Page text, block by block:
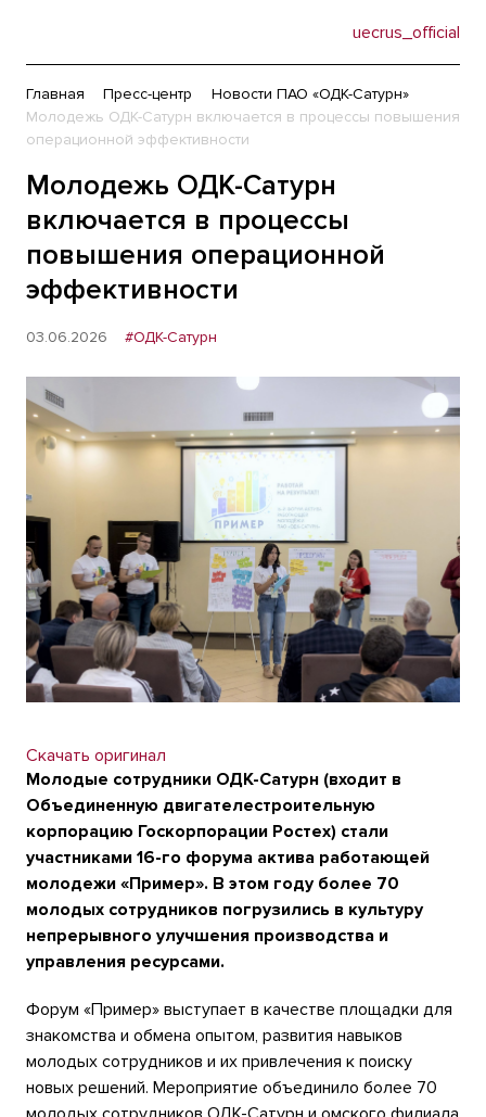
uecrus_official
Главная Пресс-центр
Новости ПАО «ОДК-Сатурн»
Молодежь ОДК-Сатурн включается в процессы повышения
операционной эффективности
Молодежь ОДК-Сатурн
включается в процессы
повышения операционной
эффективности
03.06.2026 #ОДК-Сатурн
Скачать оригинал
Молодые сотрудники ОДК-Сатурн (входит в
Объединенную двигателестроительную
корпорацию Госкорпорации Ростех) стали
участниками 16-го форума актива работающей
молодежи «Пример». В этом году более 70
молодых сотрудников погрузились в культуру
непрерывного улучшения производства и
управления ресурсами.
Форум «Пример» выступает в качестве площадки для
знакомства и обмена опытом, развития навыков
молодых сотрудников и их привлечения к поиску
новых решений. Мероприятие объединило более 70